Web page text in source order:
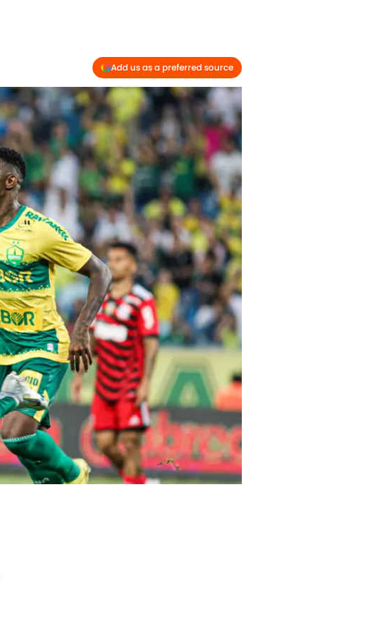
Add us as a preferred source